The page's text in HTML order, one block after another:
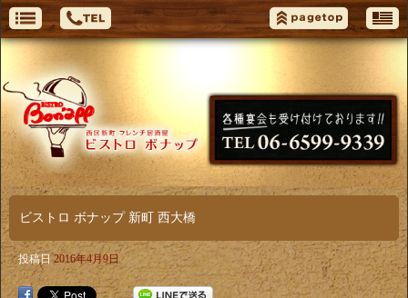
ビストロ ボナップ 新町 西大橋
投稿日 2016年4月9日